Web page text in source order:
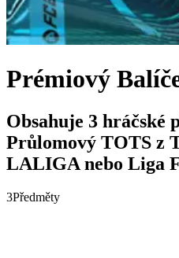
Prémiový
Obsahuje 3 hráčské
Průlomový TOTS z
LALIGA nebo Liga
3Předměty